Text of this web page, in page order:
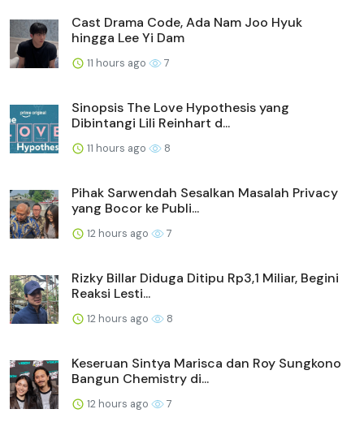
Cast Drama Code, Ada Nam Joo Hyuk
hingga Lee Yi Dam
11 hours ago 7
Sinopsis The Love Hypothesis yang
Dibintangi Lili Reinhart d...
11 hours ago 8
Pihak Sarwendah Sesalkan Masalah Privacy
yang Bocor ke Publi...
12 hours ago 7
Rizky Billar Diduga Ditipu Rp3,1 Miliar, Begini
Reaksi Lesti...
12 hours ago 8
Keseruan Sintya Marisca dan Roy Sungkono
Bangun Chemistry di...
12 hours ago 7